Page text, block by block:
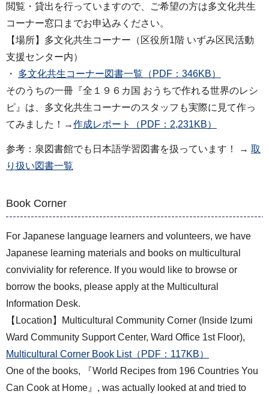
閲覧・貸出を行っていますので、ご希望の方は多文化共生
コーナー窓口までお申込みください。
【場所】多文化共生コーナー（区役所1階 いずみ区民活動
支援センター内）
・ 多文化共生コーナー図書一覧（PDF：346KB）
そのうちの一冊『全１９６カ国 おうちで作れる世界のレシ
ピ』は、多文化共生コーナーのスタッフも実際に見て作っ
てみました！→作成レポート（PDF：2,231KB）
参考：泉図書館でも日本語学習図書を扱っています！ → 取
り扱い図書一覧
Book Corner
For Japanese language learners and volunteers, we have
Japanese learning materials and books on multicultural
conviviality for reference. If you would like to browse or
borrow the books, please apply at the Multicultural
Information Desk.
【Location】Multicultural Community Corner (Inside Izumi
Ward Community Support Center, Ward Office 1st Floor),
Multicultural Corner Book List（PDF：117KB）
One of the books, 『World Recipes from 196 Countries You
Can Cook at Home』, was actually looked at and tried to